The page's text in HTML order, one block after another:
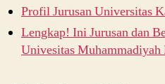
Profil Jurusan Universitas
Lengkap! Ini Jurusan dan
Univesitas Muhammadiyah